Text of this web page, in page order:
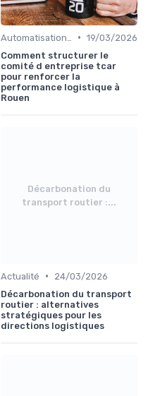
• 19/03/2026
Comment structurer le
comité d entreprise tcar
pour renforcer la
performance logistique à
Rouen
Décarbonation du
transport routier :...
Actualité •
24/03/2026
Décarbonation du transport
routier : alternatives
stratégiques pour les
directions logistiques